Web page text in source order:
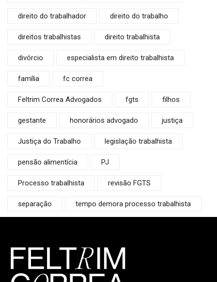
direito do trabalhador direito do trabalho
direitos trabalhistas direito trabalhista
divórcio especialista em direito trabalhista
família fc correa
Feltrim Correa Advogados fgts filhos
gestante honorários advogado justiça
Justiça do Trabalho legislação trabalhista
pensão alimentícia PJ
Processo trabalhista revisão FGTS
separação tempo demora processo trabalhista